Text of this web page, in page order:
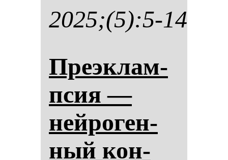
2025;(5):5-14
Пре­эк­лам­
псия —
ней­ро­ген­
ный кон­